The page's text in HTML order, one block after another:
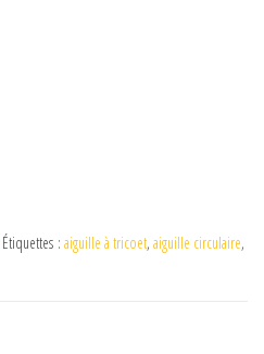
Étiquettes : aiguille à tricoet, aiguille circulaire,